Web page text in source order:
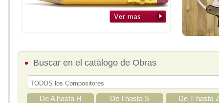
Buscar en el catálogo de Obras
De A hasta H De I hasta S De T hasta